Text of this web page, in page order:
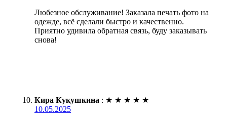
Любезное обслуживание! Заказала печать фото на
одежде, всё сделали быстро и качественно.
Приятно удивила обратная связь, буду заказывать
снова!
Кира Кукушкина : ★ ★ ★ ★ ★
10.05.2025